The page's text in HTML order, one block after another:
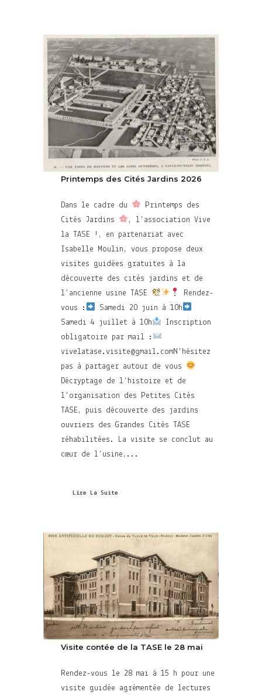
Printemps des Cités Jardins 2026
Dans le cadre du
Printemps des
Cités Jardins
, l’association Vive
la TASE !, en partenariat avec
Isabelle Moulin, vous propose deux
visites guidées gratuites à la
découverte des cités jardins et de
l’ancienne usine TASE
Rendez-
vous :
Samedi 20 juin à 10h
Samedi 4 juillet à 10h
Inscription
obligatoire par mail :
vivelatase.visite@gmail.comN’hésitez
pas à partager autour de vous
Décryptage de l’histoire et de
l’organisation des Petites Cités
TASE, puis découverte des jardins
ouvriers des Grandes Cités TASE
réhabilitées. La visite se conclut au
cœur de l’usine,...
Lire La Suite
Visite contée de la TASE le 28 mai
Rendez-vous le 28 mai à 15 h pour une
visite guidée agrémentée de lectures